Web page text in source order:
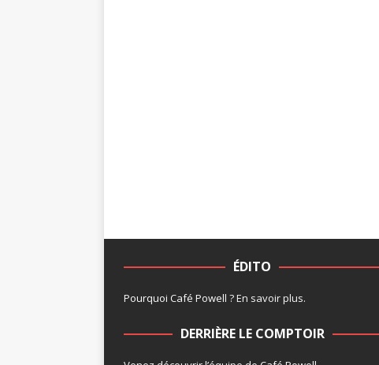
ÉDITO
Pourquoi Café Powell ?En savoir plus.
DERRIÈRE LE COMPTOIR